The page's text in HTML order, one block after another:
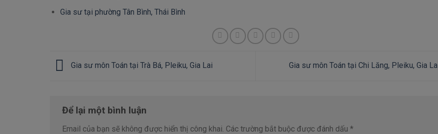
Gia sư tại phường Tân Bình, Thái Bình
Gia sư môn Toán tại Trà Bá, Pleiku, Gia Lai Gia sư môn Toán tại Chi Lăng, Pleiku, Gia
Để lại một bình luận
Email của bạn sẽ không được hiển thị công khai. Các trường bắt buộc được đánh dấu *